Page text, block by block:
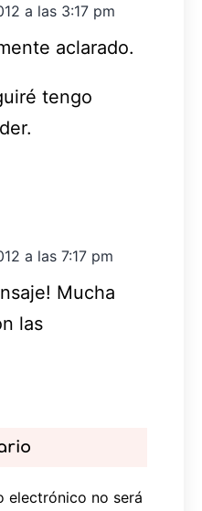
a las 3:17 pm
aclarado.
tengo
a las 7:17 pm
Mucha
las
electrónico no será